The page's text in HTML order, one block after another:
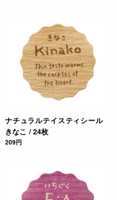
ナチュラルテイスティシール
きなこ / 24枚
209円